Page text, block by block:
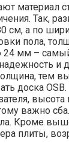
материал
Так,
см, а по
пола,
24 мм –
и
тем
доска OSB.
важно
Кроме
плиты,